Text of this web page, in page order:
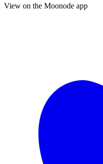
View on the Moonode app